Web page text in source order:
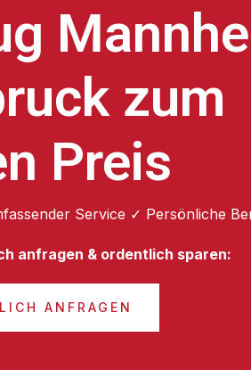
zum
Preis
Service ✓ Persönliche
anfragen & ordentlich sparen:
ANFRAGEN